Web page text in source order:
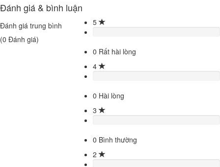
Đánh giá & bình luận
Đánh giá trung bình
(0 Đánh giá)
5
0 Rất hài lòng
4
0 Hài lòng
3
0 Bình thường
2